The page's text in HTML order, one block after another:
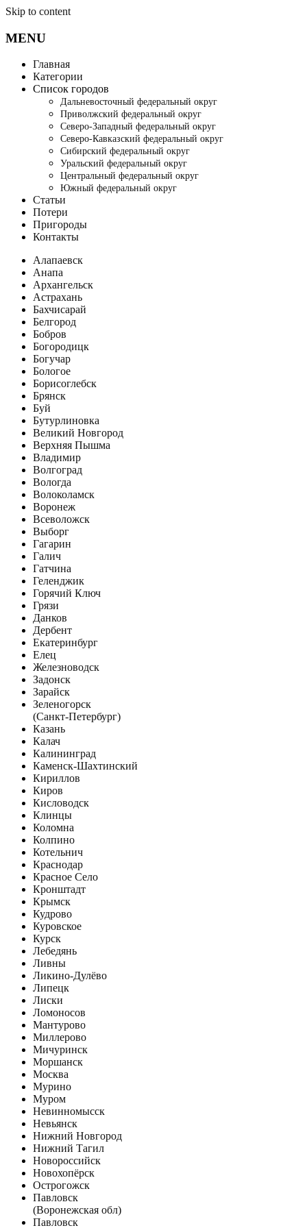
Skip to content
MENU
Главная
Категории
Список городов
Дальневосточный федеральный округ
Приволжский федеральный округ
Северо-Западный федеральный округ
Северо-Кавказский федеральный округ
Сибирский федеральный округ
Уральский федеральный округ
Центральный федеральный округ
Южный федеральный округ
Статьи
Потери
Пригороды
Контакты
Алапаевск
Анапа
Архангельск
Астрахань
Бахчисарай
Белгород
Бобров
Богородицк
Богучар
Бологое
Борисоглебск
Брянск
Буй
Бутурлиновка
Великий Новгород
Верхняя Пышма
Владимир
Волгоград
Вологда
Волоколамск
Воронеж
Всеволожск
Выборг
Гагарин
Галич
Гатчина
Геленджик
Горячий Ключ
Грязи
Данков
Дербент
Екатеринбург
Елец
Железноводск
Задонск
Зарайск
Зеленогорск
(Санкт-Петербург)
Казань
Калач
Калининград
Каменск-Шахтинский
Кириллов
Киров
Кисловодск
Клинцы
Коломна
Колпино
Котельнич
Краснодар
Красное Село
Кронштадт
Крымск
Кудрово
Куровское
Курск
Лебедянь
Ливны
Ликино-Дулёво
Липецк
Лиски
Ломоносов
Мантурово
Миллерово
Мичуринск
Моршанск
Москва
Мурино
Муром
Невинномысск
Невьянск
Нижний Новгород
Нижний Тагил
Новороссийск
Новохопёрск
Острогожск
Павловск
(Воронежская обл)
Павловск